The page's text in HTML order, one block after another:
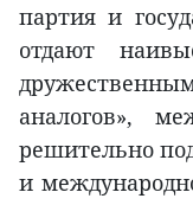
партия и
отдают
аналогов»,
решительно
и